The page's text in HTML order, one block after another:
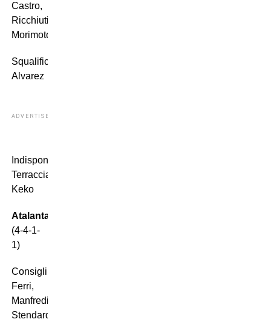
Castro,
Ricchiuti,
Morimoto.
Squalificati:
Alvarez
ADVERTISEMENT
Indisponibili:
Terracciano,
Keko
Atalanta
(4-4-1-
1)
Consigli;
Ferri,
Manfredini,
Stendardo,